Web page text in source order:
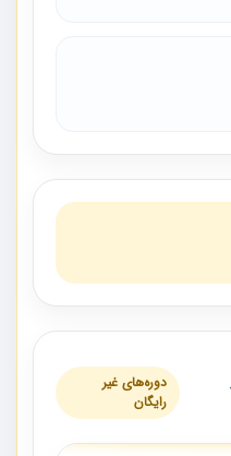
دوره‌های غیر
رایگان